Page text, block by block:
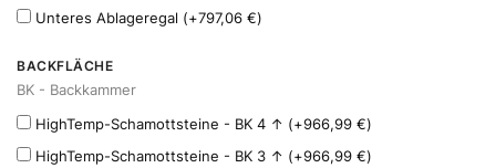
Unteres Ablageregal (+797,06 €)
BACKFLÄCHE
BK - Backkammer
HighTemp-Schamottsteine - BK 4 ↑ (+966,99 €)
HighTemp-Schamottsteine - BK 3 ↑ (+966,99 €)